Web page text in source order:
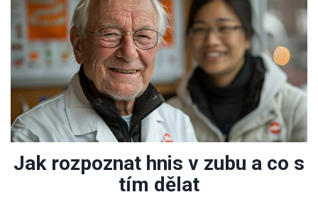
Jak rozpoznat hnis v zubu a co s
tím dělat